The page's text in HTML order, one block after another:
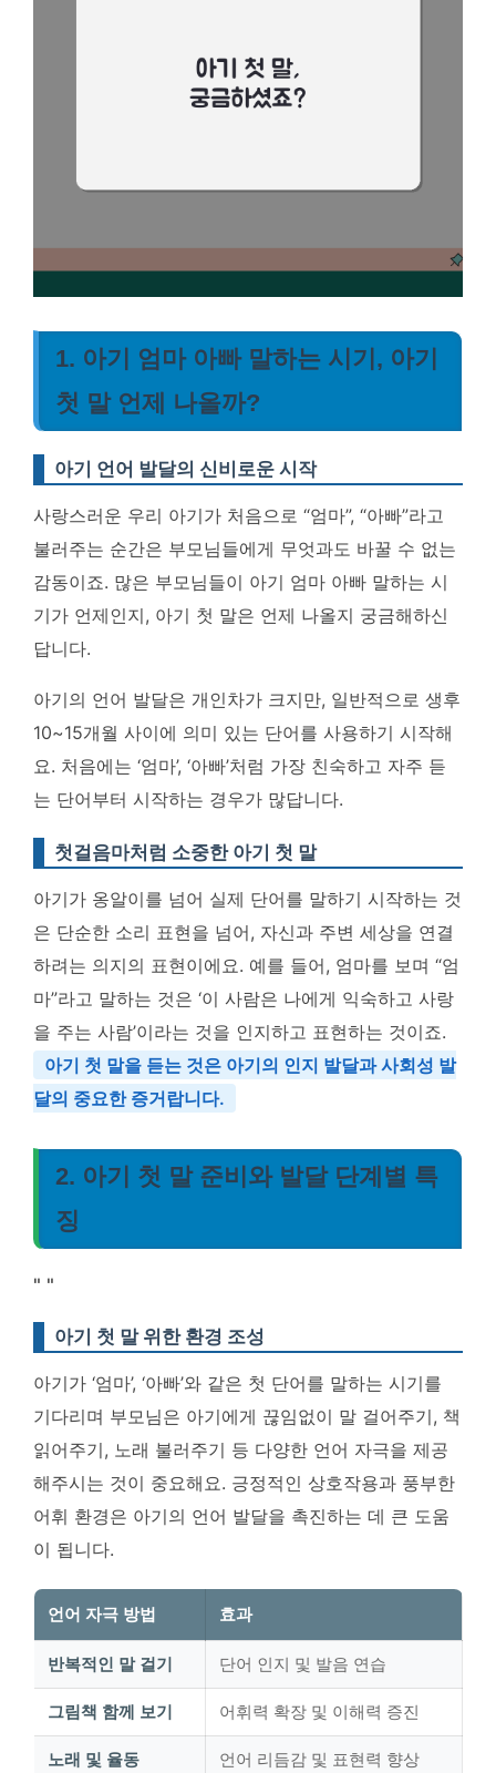
1. 아기 엄마 아빠 말하는 시기, 아기
첫 말 언제 나올까?
아기 언어 발달의 신비로운 시작
사랑스러운 우리 아기가 처음으로 “엄마”, “아빠”라고
불러주는 순간은 부모님들에게 무엇과도 바꿀 수 없는
감동이죠. 많은 부모님들이 아기 엄마 아빠 말하는 시
기가 언제인지, 아기 첫 말은 언제 나올지 궁금해하신
답니다.
아기의 언어 발달은 개인차가 크지만, 일반적으로 생후
10~15개월 사이에 의미 있는 단어를 사용하기 시작해
요. 처음에는 ‘엄마’, ‘아빠’처럼 가장 친숙하고 자주 듣
는 단어부터 시작하는 경우가 많답니다.
첫걸음마처럼 소중한 아기 첫 말
아기가 옹알이를 넘어 실제 단어를 말하기 시작하는 것
은 단순한 소리 표현을 넘어, 자신과 주변 세상을 연결
하려는 의지의 표현이에요. 예를 들어, 엄마를 보며 “엄
마”라고 말하는 것은 ‘이 사람은 나에게 익숙하고 사랑
을 주는 사람’이라는 것을 인지하고 표현하는 것이죠.
아기 첫 말을 듣는 것은 아기의 인지 발달과 사회성 발
달의 중요한 증거랍니다.
2. 아기 첫 말 준비와 발달 단계별 특
징
" "
아기 첫 말 위한 환경 조성
아기가 ‘엄마’, ‘아빠’와 같은 첫 단어를 말하는 시기를
기다리며 부모님은 아기에게 끊임없이 말 걸어주기, 책
읽어주기, 노래 불러주기 등 다양한 언어 자극을 제공
해주시는 것이 중요해요. 긍정적인 상호작용과 풍부한
어휘 환경은 아기의 언어 발달을 촉진하는 데 큰 도움
이 됩니다.
언어 자극 방법 효과
반복적인 말 걸기 단어 인지 및 발음 연습
그림책 함께 보기 어휘력 확장 및 이해력 증진
노래 및 율동 언어 리듬감 및 표현력 향상